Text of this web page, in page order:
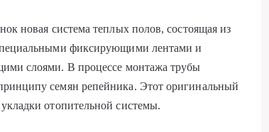
новая система теплых полов, состоящая из
фиксирующими лентами и
слоями. В процессе монтажа трубы
семян репейника. Этот оригинальный
отопительной системы.